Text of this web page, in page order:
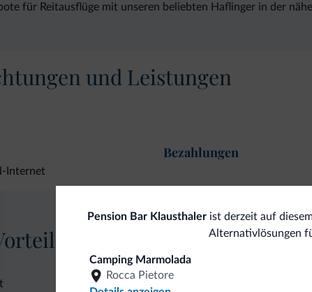
für Reitausflüge mit unseren beliebten Haflinger in der
und Leistungen
Internet
Bezahlungen
Pension Bar Klausthaler ist derzeit auf
Alternativlösungen
Camping Marmolada
Rocca Pietore
von Dolomiti.it